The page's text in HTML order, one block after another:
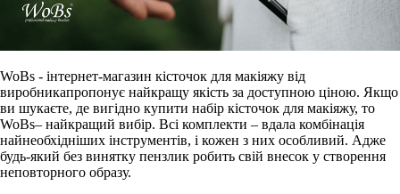
WoBs - інтернет-магазин кісточок для макіяжу від
виробникапропонує найкращу якість за доступною ціною. Якщо
ви шукаєте, де вигідно купити набір кісточок для макіяжу, то
WoBs– найкращий вибір. Всі комплекти – вдала комбінація
найнеобхідніших інструментів, і кожен з них особливий. Адже
будь-який без винятку пензлик робить свій внесок у створення
неповторного образу.